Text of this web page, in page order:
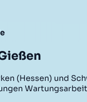
(Hessen) und